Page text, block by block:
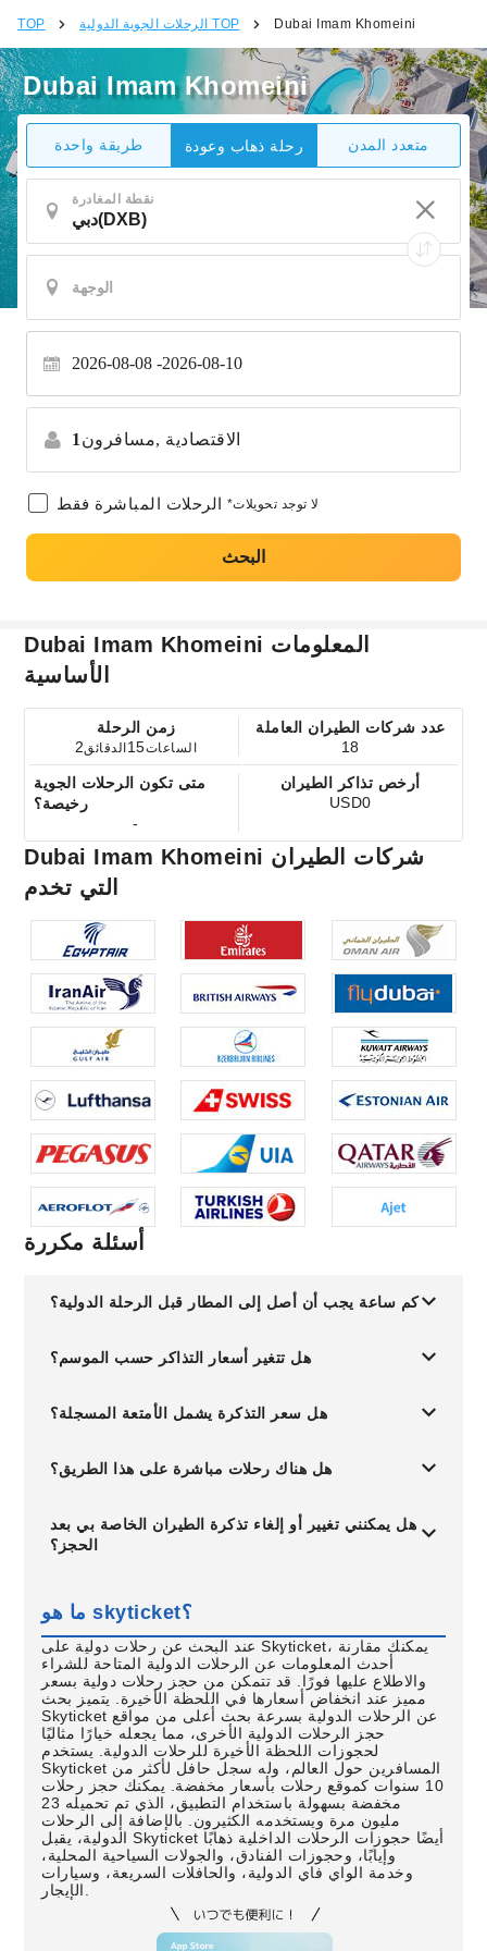
TOP الرحلات الجوية الدولية TOP Dubai Imam Khomeini
Dubai Imam Khomeini
طريقة واحدة رحلة ذهاب وعودة متعدد المدن
نقطة المغادرة
2026-08-08 2026-08-10
1 مسافرون, الاقتصادية
الرحلات المباشرة فقط *لا توجد تحويلات
البحث
Dubai Imam Khomeini المعلومات
الأساسية
زمن الرحلة
2
الساعات15 الدقائق
عدد شركات الطيران العاملة
18
متى تكون الرحلات الجوية
رخيصة؟
-
أرخص تذاكر الطيران
USD0
Dubai Imam Khomeini شركات الطيران
التي تخدم
أسئلة مكررة
كم ساعة يجب أن أصل إلى المطار قبل الرحلة الدولية؟
هل تتغير أسعار التذاكر حسب الموسم؟
هل سعر التذكرة يشمل الأمتعة المسجلة؟
هل هناك رحلات مباشرة على هذا الطريق؟
هل يمكنني تغيير أو إلغاء تذكرة الطيران الخاصة بي بعد
الحجز؟
ما هو skyticket؟
عند البحث عن رحلات دولية على Skyticket، يمكنك مقارنة
أحدث المعلومات عن الرحلات الدولية المتاحة للشراء
والاطلاع عليها فورًا. قد تتمكن من حجز رحلات دولية بسعر
مميز عند انخفاض أسعارها في اللحظة الأخيرة. يتميز بحث
Skyticket عن الرحلات الدولية بسرعة بحث أعلى من مواقع
حجز الرحلات الدولية الأخرى، مما يجعله خيارًا مثاليًا
لحجوزات اللحظة الأخيرة للرحلات الدولية. يستخدم
Skyticket المسافرين حول العالم، وله سجل حافل لأكثر من
10 سنوات كموقع رحلات بأسعار مخفضة. يمكنك حجز رحلات
مخفضة بسهولة باستخدام التطبيق، الذي تم تحميله 23
مليون مرة ويستخدمه الكثيرون. بالإضافة إلى الرحلات
الدولية، يقبل Skyticket أيضًا حجوزات الرحلات الداخلية ذهابًا
وإيابًا، وحجوزات الفنادق، والجولات السياحية المحلية،
وخدمة الواي فاي الدولية، والحافلات السريعة، وسيارات